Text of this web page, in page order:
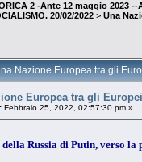
2 -Ante 12 maggio 2023 --
20/02/2022 > Una
Nazione Europea tra gli
Europea tra gli
Febbraio 25, 2022, 02:57:30 pm »
della Russia di Putin, verso